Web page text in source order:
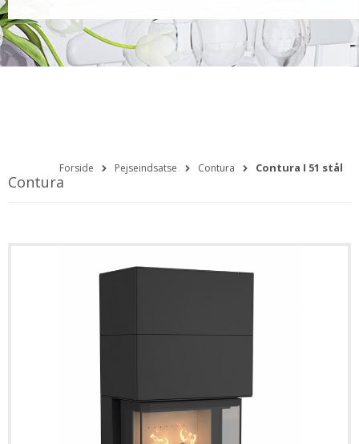
Forside Pejseindsatse Contura Contura I 51 stål
Contura